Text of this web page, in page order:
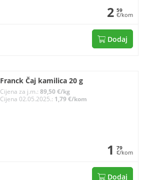
2 59
€/kom
Dodaj
Franck Čaj kamilica 20 g
Cijena za j.m.: 89,50 €/kg
Cijena 02.05.2025.: 1,79 €/kom
1 79
€/kom
Dodaj